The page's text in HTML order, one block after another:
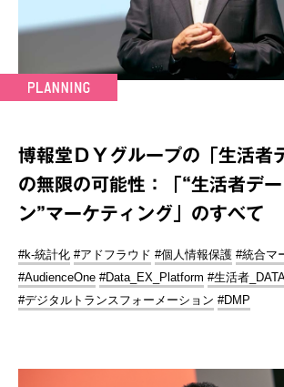
博報堂ＤＹグループの「生活者
の無限の可能性：「“生活者デ
ン”マーケティング」のすべて
#k-統計化 #アドフラウド #個人情報保護 #統合マ
#AudienceOne #Data_EX_Platform #生活者
#デジタルトランスフォーメーション #DMP